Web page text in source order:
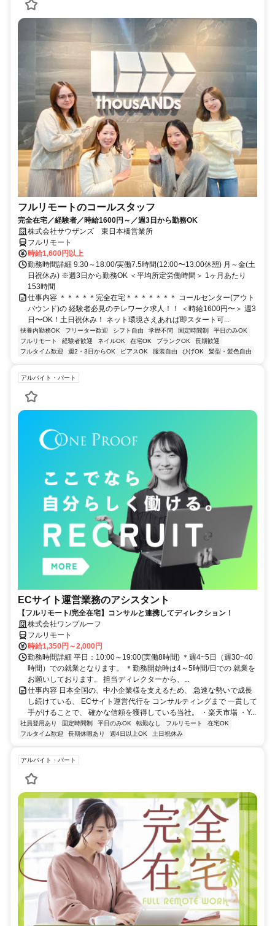
フルリモートのコールスタッフ
完全在宅／経験者／時給1600円～／週3日から勤務OK
株式会社サウザンズ 東日本橋営業所
フルリモート
時給1,600円以上
勤務時間詳細 9:30～18:00/実働7.5時間(12:00〜13:00休憩) 月～金(土
日祝休み) ※週3日から勤務OK ＜平均所定労働時間＞ 1ヶ月あたり
153時間
仕事内容 ＊＊＊＊＊完全在宅＊＊＊＊＊＊＊ コールセンター(アウト
バウンド)の 経験者必見のテレワーク求人！！ ＜時給1600円〜＞ 週3
日〜OK！土日祝休み！ ネット環境さえあれば即スタート可...
扶養内勤務OK フリーター歓迎 シフト自由 学歴不問 固定時間制
平日のみOK
フルリモート
経験者歓迎 ネイルOK 在宅OK ブランクOK
長期歓迎
フルタイム歓迎
週2・3日からOK ピアスOK 服装自由 ひげOK 髪型・髪色自由
アルバイト・パート
ECサイト運営業務のアシスタント
【フルリモート/完全在宅】コンサルと連携してディレクション！
株式会社ワンプルーフ
フルリモート
時給1,350円～2,000円
勤務時間詳細 平日：10:00～19:00(実働8時間) ＊週4~5日（週30~40
時間）での就業となります。 ＊勤務開始時は4～5時間/日での 就業を
お願いしております。 担当ディレクターから、...
仕事内容 日本全国の、中小企業様を支えるため、 急速な勢いで成長
し続けている、 ECサイト運営代行を コンサルティングまで 一貫して
手がけることで、 確かな信頼を獲得している当社。 ・楽天市場 ・Y...
社員登用あり 固定時間制 平日のみOK 転勤なし フルリモート
在宅OK
フルタイム歓迎
長期休暇あり 週4日以上OK 土日祝休み
アルバイト・パート